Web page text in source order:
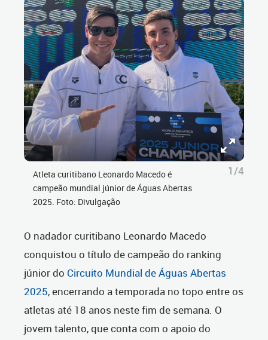
Atleta curitibano Leonardo Macedo é
campeão mundial júnior de Águas Abertas
2025. Foto: Divulgação
1/4
O nadador curitibano Leonardo Macedo
conquistou o título de campeão do ranking
júnior do Circuito Mundial de Águas Abertas
2025, encerrando a temporada no topo entre os
atletas até 18 anos neste fim de semana. O
jovem talento, que conta com o apoio do